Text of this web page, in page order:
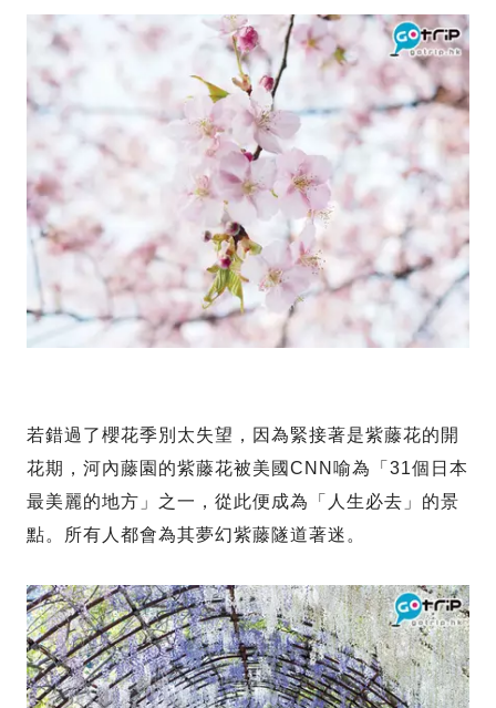
若錯過了櫻花季別太失望，因為緊接著是紫藤花的開
花期，河內藤園的紫藤花被美國CNN喻為「31個日本
最美麗的地方」之一，從此便成為「人生必去」的景
點。所有人都會為其夢幻紫藤隧道著迷。